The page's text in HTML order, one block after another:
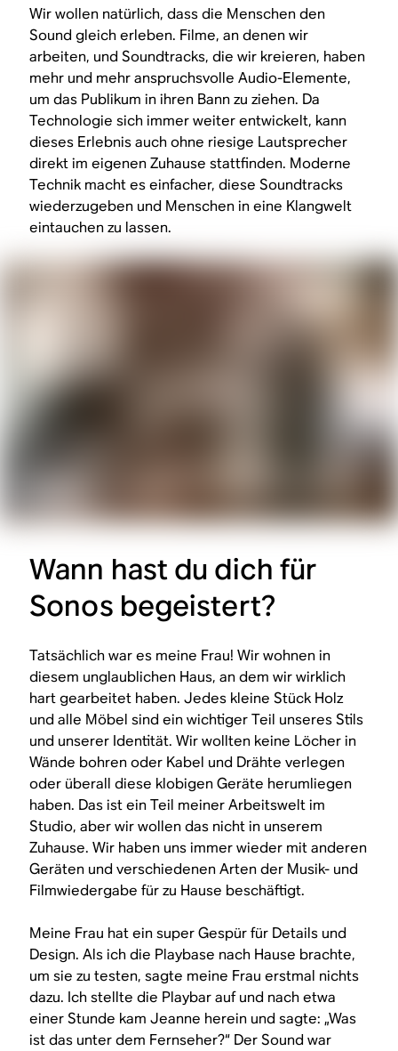
Wir wollen natürlich, dass die Menschen den
Sound gleich erleben. Filme, an denen wir
arbeiten, und Soundtracks, die wir kreieren, haben
mehr und mehr anspruchsvolle Audio-Elemente,
um das Publikum in ihren Bann zu ziehen. Da
Technologie sich immer weiter entwickelt, kann
dieses Erlebnis auch ohne riesige Lautsprecher
direkt im eigenen Zuhause stattfinden. Moderne
Technik macht es einfacher, diese Soundtracks
wiederzugeben und Menschen in eine Klangwelt
eintauchen zu lassen.
Wann hast du dich für
Sonos begeistert?
Tatsächlich war es meine Frau! Wir wohnen in
diesem unglaublichen Haus, an dem wir wirklich
hart gearbeitet haben. Jedes kleine Stück Holz
und alle Möbel sind ein wichtiger Teil unseres Stils
und unserer Identität. Wir wollten keine Löcher in
Wände bohren oder Kabel und Drähte verlegen
oder überall diese klobigen Geräte herumliegen
haben. Das ist ein Teil meiner Arbeitswelt im
Studio, aber wir wollen das nicht in unserem
Zuhause. Wir haben uns immer wieder mit anderen
Geräten und verschiedenen Arten der Musik- und
Filmwiedergabe für zu Hause beschäftigt.
Meine Frau hat ein super Gespür für Details und
Design. Als ich die Playbase nach Hause brachte,
um sie zu testen, sagte meine Frau erstmal nichts
dazu. Ich stellte die Playbar auf und nach etwa
einer Stunde kam Jeanne herein und sagte: „Was
ist das unter dem Fernseher?“ Der Sound war